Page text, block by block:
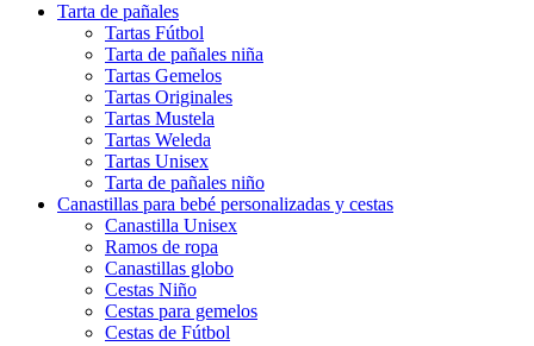
Tarta de pañales
Tartas Fútbol
Tarta de pañales niña
Tartas Gemelos
Tartas Originales
Tartas Mustela
Tartas Weleda
Tartas Unisex
Tarta de pañales niño
Canastillas para bebé personalizadas y cestas
Canastilla Unisex
Ramos de ropa
Canastillas globo
Cestas Niño
Cestas para gemelos
Cestas de Fútbol